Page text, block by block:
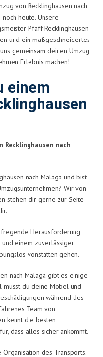
von Recklinghausen nach
noch heute. Unsere
Pfaff Recklinghausen
und ein maßgeschneidertes
gemeinsam deinen Umzug
Erlebnis machen!
einem
Recklinghausen nach
nach Malaga und bist
Wir von
stehen dir gerne zur Seite
Herausforderung
einem zuverlässigen
vonstatten gehen.
nach Malaga gibt es einige
musst du deine Möbel und
während des
Team von
kennt die besten
dass alles sicher ankommt.
des Transports.